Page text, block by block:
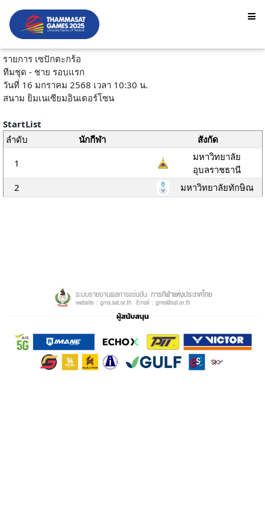
รายการ เซปักตะกร้อ
ทีมชุด - ชาย รอบแรก
วันที่ 16 มกราคม 2568 เวลา 10:30 น.
สนาม ยิมเนเซียมอินเตอร์โซน
StartList
ลำดับ
นักกีฬา
สังกัด
1
มหาวิทยาลัย
อุบลราชธานี
2
มหาวิทยาลัยทักษิณ